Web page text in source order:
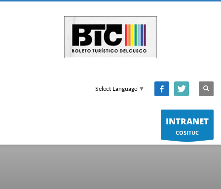
Select Language ▼
INTRANET
COSITUC